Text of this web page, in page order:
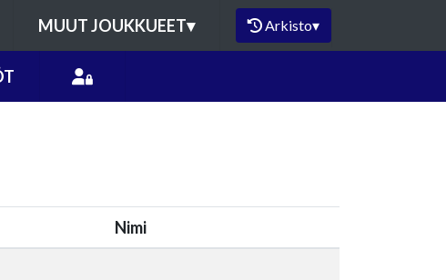
MUUT JOUKKUEET▾ Arkisto▾
Nimi